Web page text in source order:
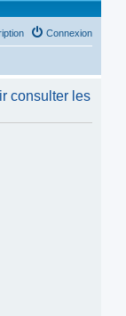
Connexion
consulter les